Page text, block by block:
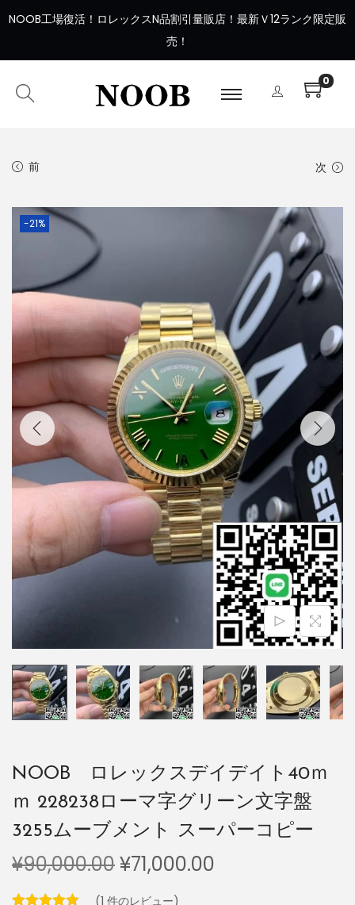
NOOB工場復活 ！ ロレックスN品割引量販店！最新Ｖ12ランク限定販
売！
0
前 次
-21%
NOOB ロレックスデイデイト40ｍ
ｍ 228238ローマ字グリーン文字盤
3255ムーブメント スーパーコピー
¥90,000.00¥71,000.00
(1 件のレビュー)